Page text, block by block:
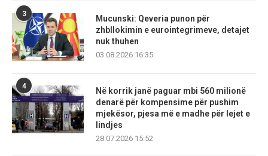
3
Mucunski: Qeveria punon për
zhbllokimin e eurointegrimeve, detajet
nuk thuhen
03.08.2026 16:35
4
Në korrik janë paguar mbi 560 milionë
denarë për kompensime për pushim
mjekësor, pjesa më e madhe për lejet e
lindjes
28.07.2026 15:52